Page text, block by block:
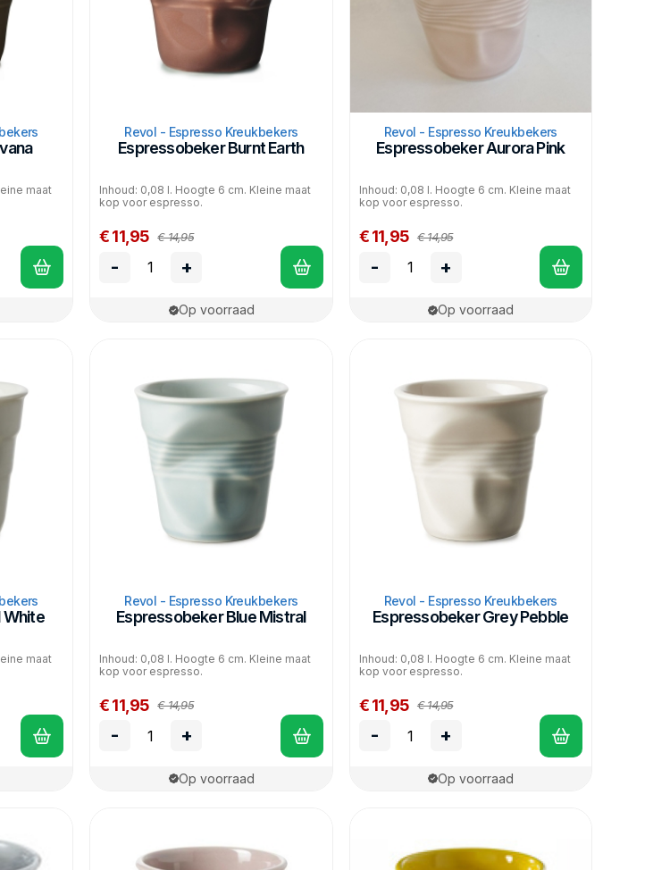
maat
Revol - Espresso Kreukbekers
Espressobeker Burnt Earth
Inhoud: 0,08 l. Hoogte 6 cm. Kleine maat
kop voor espresso.
€ 11,95 € 14,95
- +
Op voorraad
Revol - Espresso Kreukbekers
Espressobeker Aurora Pink
Inhoud: 0,08 l. Hoogte 6 cm. Kleine maat
kop voor espresso.
€ 11,95 € 14,95
- +
Op voorraad
White
maat
Revol - Espresso Kreukbekers
Espressobeker Blue Mistral
Inhoud: 0,08 l. Hoogte 6 cm. Kleine maat
kop voor espresso.
€ 11,95 € 14,95
- +
Op voorraad
Revol - Espresso Kreukbekers
Espressobeker Grey Pebble
Inhoud: 0,08 l. Hoogte 6 cm. Kleine maat
kop voor espresso.
€ 11,95 € 14,95
- +
Op voorraad